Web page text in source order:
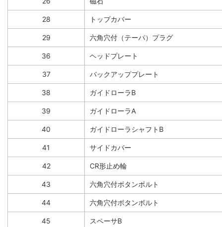
28 トップカバー
29 六角穴付（テーパ）プラグ
36 ヘッドプレート
37 バックアッププレート
38 ガイドローラB
39 ガイドローラA
40 ガイドローラシャフトB
41 サイドカバー
42 CR形止め輪
43 六角穴付ボタンボルト
44 六角穴付ボタンボルト
45 スペーサB